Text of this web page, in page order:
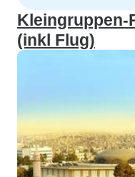
Kleingruppen-
(inkl Flug)